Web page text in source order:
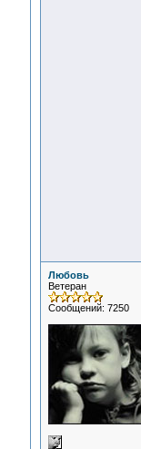
Любовь
Ветеран
Сообщений: 7250